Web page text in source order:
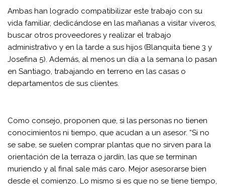
Ambas han logrado compatibilizar este trabajo con su
vida familiar, dedicándose en las mañanas a visitar viveros,
buscar otros proveedores y realizar el trabajo
administrativo y en la tarde a sus hijos (Blanquita tiene 3 y
Josefina 5). Además, al menos un día a la semana lo pasan
en Santiago, trabajando en terreno en las casas o
departamentos de sus clientes.
Como consejo, proponen que, si las personas no tienen
conocimientos ni tiempo, que acudan a un asesor. “Si no
se sabe, se suelen comprar plantas que no sirven para la
orientación de la terraza o jardín, las que se terminan
muriendo y al final sale más caro. Mejor asesorarse bien
desde el comienzo. Lo mismo si es que no se tiene tiempo,